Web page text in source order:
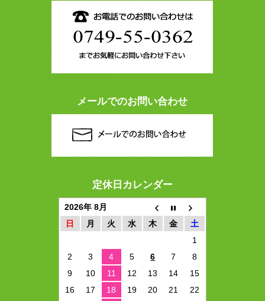
メールでのお問い合わせ
定休日カレンダー
2026年 8月
日
月 火 水 木 金
土
1
2
3 4 5 6 7
8
9
10 11 12 13 14
15
16
17 18 19 20 21
22